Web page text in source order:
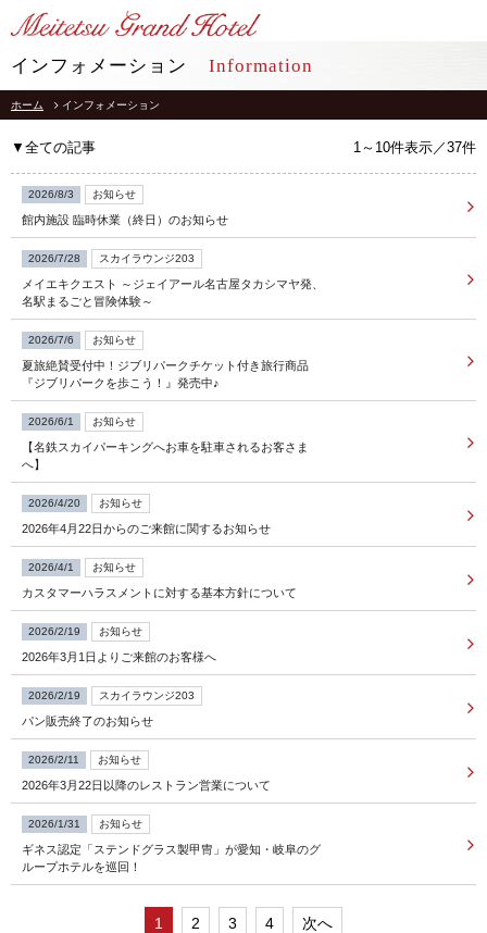
LANGUAGE
TOP トップ
STAY 宿泊
RESTAURANT レストラン
インフォメーション
館内施設
アクセス
よくあるご質問
お問合せ
お取引様用通報窓口
採用情報
会社概要
ホテルパンフレット
FOLLOW US
宿泊プラン一覧
レストラン予約
インフォメーション Information
ホーム インフォメーション
▼全ての記事 1～10件表示／37件
2026/8/3 お知らせ
館内施設 臨時休業（終日）のお知らせ
2026/7/28 スカイラウンジ203
メイエキクエスト ～ジェイアール名古屋タカシマヤ発、
名駅まるごと冒険体験～
2026/7/6 お知らせ
夏旅絶賛受付中！ジブリパークチケット付き旅行商品
『ジブリパークを歩こう！』発売中♪
2026/6/1 お知らせ
【名鉄スカイパーキングへお車を駐車されるお客さま
へ】
2026/4/20 お知らせ
2026年4月22日からのご来館に関するお知らせ
2026/4/1 お知らせ
カスタマーハラスメントに対する基本方針について
2026/2/19 お知らせ
2026年3月1日よりご来館のお客様へ
2026/2/19 スカイラウンジ203
パン販売終了のお知らせ
2026/2/11 お知らせ
2026年3月22日以降のレストラン営業について
2026/1/31 お知らせ
ギネス認定「ステンドグラス製甲冑」が愛知・岐阜のグ
ループホテルを巡回！
1 2 3 4 次へ